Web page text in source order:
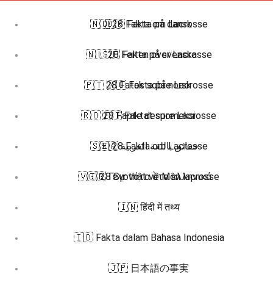
🇳🇴 28 Fakta om Lacrosse
🇳🇱 28 Feiten over Lacrosse
🇵🇹 28 Fatos sobre Lacrosse
🇷🇴 28 Fapte despre Lacrosse
🇸🇪 28 Fakta om Lacrosse
🇻🇮 28 Sự thật về Môn lacrosse
🇩🇰 Fakta på dansk
🇸🇪 Fakta på svenska
🇳🇴 Fakta på norsk
🇫🇮 Faktat suomeksi
🇸🇦 حقائق باللغة العربية
🇬🇷 Γεγονότα στα ελληνικά
🇮🇳 हिंदी में तथ्य
🇮🇩 Fakta dalam Bahasa Indonesia
🇯🇵 日本語の事実